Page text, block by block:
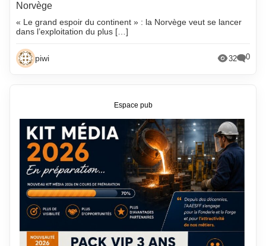
Norvège
« Le grand espoir du continent » : la Norvège veut se lancer
dans l’exploitation du plus […]
piwi 32 0
Espace pub